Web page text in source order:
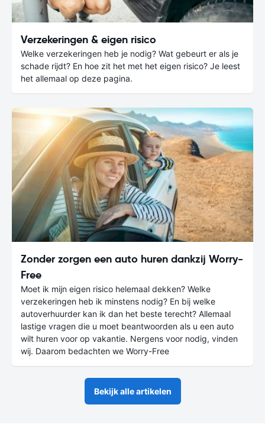
Verzekeringen & eigen risico
Welke verzekeringen heb je nodig? Wat gebeurt er als je
schade rijdt? En hoe zit het met het eigen risico? Je leest
het allemaal op deze pagina.
Zonder zorgen een auto huren dankzij Worry-
Free
Moet ik mijn eigen risico helemaal dekken? Welke
verzekeringen heb ik minstens nodig? En bij welke
autoverhuurder kan ik dan het beste terecht? Allemaal
lastige vragen die u moet beantwoorden als u een auto
wilt huren voor op vakantie. Nergens voor nodig, vinden
wij. Daarom bedachten we Worry-Free
Bekijk alle artikelen